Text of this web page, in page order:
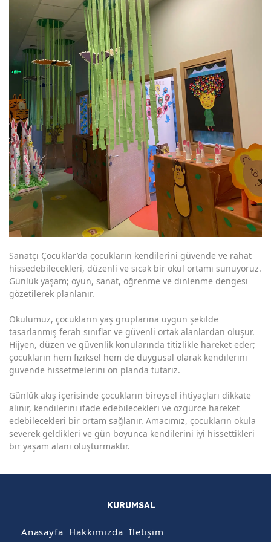
Sanatçı Çocuklar’da çocukların kendilerini güvende ve rahat
hissedebilecekleri, düzenli ve sıcak bir okul ortamı sunuyoruz.
Günlük yaşam; oyun, sanat, öğrenme ve dinlenme dengesi
gözetilerek planlanır.
Okulumuz, çocukların yaş gruplarına uygun şekilde
tasarlanmış ferah sınıflar ve güvenli ortak alanlardan oluşur.
Hijyen, düzen ve güvenlik konularında titizlikle hareket eder;
çocukların hem fiziksel hem de duygusal olarak kendilerini
güvende hissetmelerini ön planda tutarız.
Günlük akış içerisinde çocukların bireysel ihtiyaçları dikkate
alınır, kendilerini ifade edebilecekleri ve özgürce hareket
edebilecekleri bir ortam sağlanır. Amacımız, çocukların okula
severek geldikleri ve gün boyunca kendilerini iyi hissettikleri
bir yaşam alanı oluşturmaktır.
KURUMSAL
Anasayfa Hakkımızda İletişim